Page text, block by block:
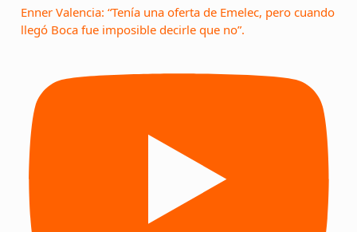
Enner Valencia: “Tenía una oferta de Emelec, pero cuando
llegó Boca fue imposible decirle que no”.